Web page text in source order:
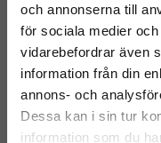
och annonserna till
för sociala medier
vidarebefordrar även
information från din
annons- och
Dessa kan i sin tur
information som du
Strängnäs
Lärlingsvägen 8
Boka tid